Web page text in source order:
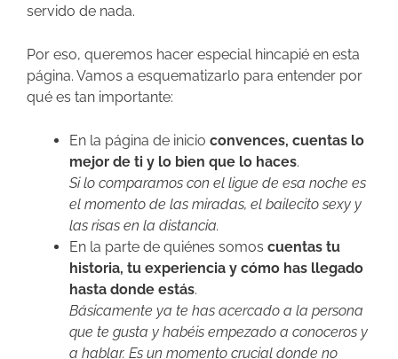
servido de nada.
Por eso, queremos hacer especial hincapié en esta
página. Vamos a esquematizarlo para entender por
qué es tan importante:
En la página de inicio convences, cuentas lo
mejor de ti y lo bien que lo haces.
Si lo comparamos con el ligue de esa noche es
el momento de las miradas, el bailecito sexy y
las risas en la distancia.
En la parte de quiénes somos cuentas tu
historia, tu experiencia y cómo has llegado
hasta donde estás.
Básicamente ya te has acercado a la persona
que te gusta y habéis empezado a conoceros y
a hablar. Es un momento crucial donde no